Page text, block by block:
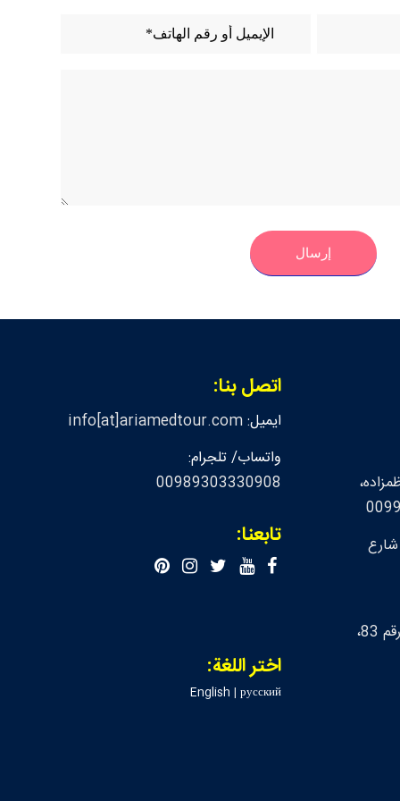
شارع
لندن، شارع ابر، بناء رقم 83،
اتصل بنا:
ايميل:info[at]ariamedtour.com
واتساب/ تلجرام:
00989303330908
تابعنا:
اختر اللغة:
English |русский